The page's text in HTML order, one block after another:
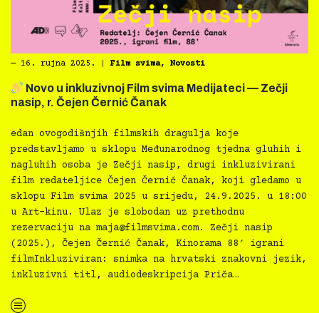
― 16. rujna 2025. Film svima, Novosti
Novo u inkluzivnoj Film svima Medijateci — Zečji
nasip, r. Čejen Černić Čanak
edan ovogodišnjih filmskih dragulja koje
predstavljamo u sklopu Međunarodnog tjedna gluhih i
nagluhih osoba je Zečji nasip, drugi inkluzivirani
film redateljice Čejen Černić Čanak, koji gledamo u
sklopu Film svima 2025 u srijedu, 24.9.2025. u 18:00
u Art-kinu. Ulaz je slobodan uz prethodnu
rezervaciju na maja@filmsvima.com. Zečji nasip
(2025.), Čejen Černić Čanak, Kinorama 88′ igrani
filmInkluziviran: snimka na hrvatski znakovni jezik,
inkluzivni titl, audiodeskripcija Priča…